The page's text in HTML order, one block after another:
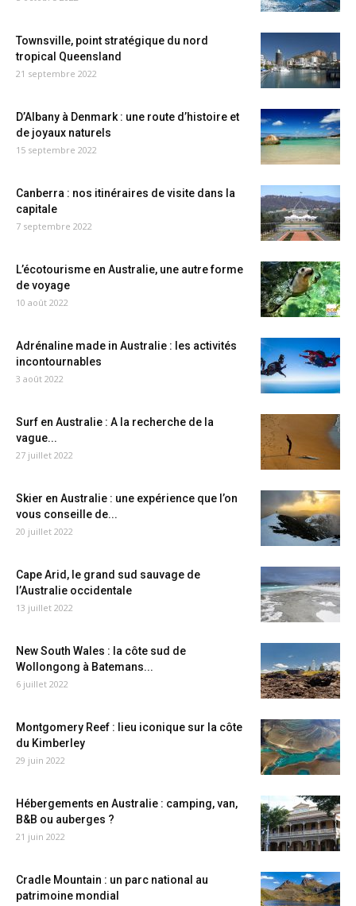
Townsville, point stratégique du nord
tropical Queensland
21 septembre 2022
D’Albany à Denmark : une route d’histoire et
de joyaux naturels
15 septembre 2022
Canberra : nos itinéraires de visite dans la
capitale
7 septembre 2022
L’écotourisme en Australie, une autre forme
de voyage
10 août 2022
Adrénaline made in Australie : les activités
incontournables
3 août 2022
Surf en Australie : A la recherche de la
vague...
27 juillet 2022
Skier en Australie : une expérience que l’on
vous conseille de...
20 juillet 2022
Cape Arid, le grand sud sauvage de
l’Australie occidentale
13 juillet 2022
New South Wales : la côte sud de
Wollongong à Batemans...
6 juillet 2022
Montgomery Reef : lieu iconique sur la côte
du Kimberley
29 juin 2022
Hébergements en Australie : camping, van,
B&B ou auberges ?
21 juin 2022
Cradle Mountain : un parc national au
patrimoine mondial